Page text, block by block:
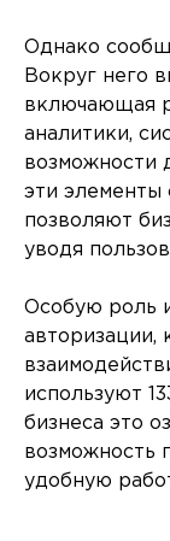
Однако
Вокруг него
включающая
аналитики,
возможности
эти элементы
позволяют
уводя
Особую роль
авторизации,
используют
бизнеса это
возможность
удобную